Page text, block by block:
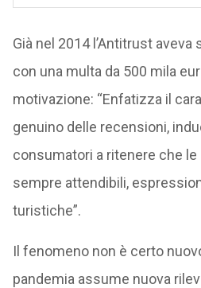
Già nel 2014 l’Antitrust
con una multa da 500 mila
motivazione: “Enfatizza il
genuino delle recensioni,
consumatori a ritenere che
sempre attendibili,
turistiche”.
Il fenomeno non è certo
pandemia assume nuova